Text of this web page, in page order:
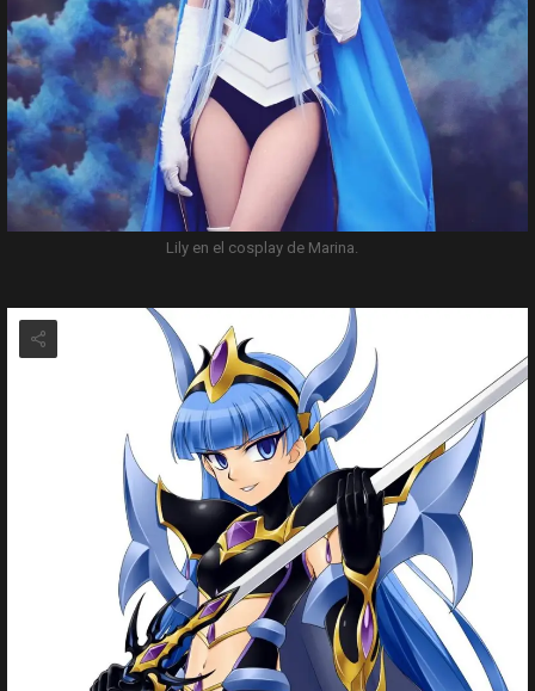
Lily en el cosplay de Marina.